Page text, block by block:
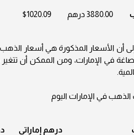
3880.00 درهم $1020.09
في الإمارات، ومن الممكن أن
في الإمارات اليوم
درهم إماراتي